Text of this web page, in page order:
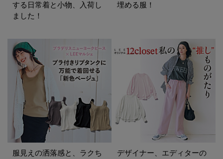
する日常着と小物、入荷し
ました！
埋める服！
服見えの洒落感と、ラクち
デザイナー、エディターの